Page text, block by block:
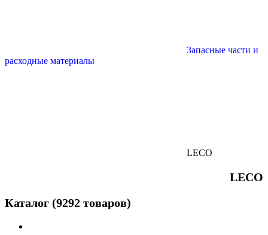
Запасные части и
расходные материалы
LECO
LECO
Каталог (9292 товаров)